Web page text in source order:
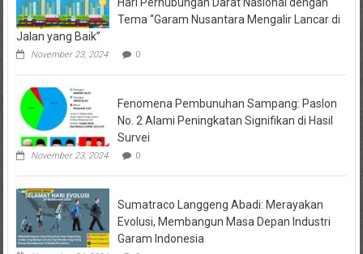
Tema “Garam Nusantara Mengalir Lancar di
Jalan yang Baik”
November 23, 2024 0
Fenomena Pembunuhan Sampang: Paslon
No. 2 Alami Peningkatan Signifikan di Hasil
Survei
November 23, 2024 0
Sumatraco Langgeng Abadi: Merayakan
Evolusi, Membangun Masa Depan Industri
Garam Indonesia